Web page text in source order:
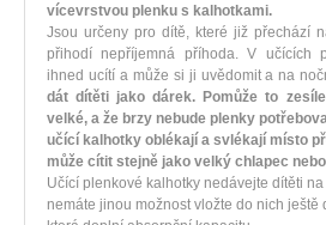
vícevrstvou plenku s kalhotkami.
Jsou určeny pro dítě, které již přechází
přihodí nepříjemná příhoda. V učících
ihned ucítí a může si ji uvědomit a na
dát dítěti jako dárek. Pomůže to
velké, a že brzy nebude plenky
učící kalhotky oblékají a svlékají místo
může cítit stejně jako velký chlapec
Učící plenkové kalhotky nedávejte dítěti
nemáte jinou možnost vložte do nich ještě